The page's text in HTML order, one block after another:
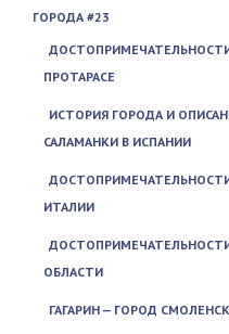
ГОРОДА #23
ПРОТАРАСЕ
ИСТОРИЯ ГОРОДА И
САЛАМАНКИ В ИСПАНИИ
ДОСТОПРИМЕЧАТЕЛЬНОСТИ
ИТАЛИИ
ОБЛАСТИ
ГАГАРИН — ГОРОД